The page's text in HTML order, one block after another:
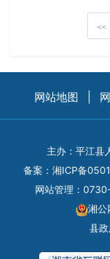
<<
网站地图
主办：平江县
备案： 湘ICP备
网站管理：
湘
县